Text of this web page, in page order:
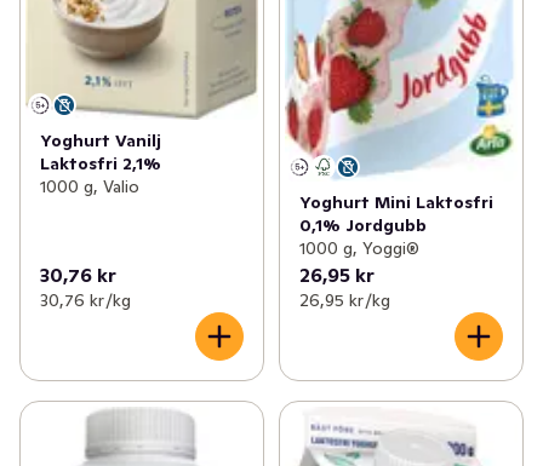
Yoghurt Vanilj
Laktosfri 2,1%
1000 g, Valio
30,76 kr
30,76 kr /kg
Yoghurt Mini Laktosfri
0,1% Jordgubb
1000 g, Yoggi®
26,95 kr
26,95 kr /kg